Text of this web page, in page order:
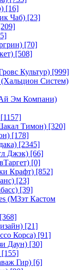
[16]
Чаб) [23]
[70]
[508]
Культур) [999]
Систем)
Эм Компани)
[1157]
Тимон) [320]
[178]
[2345]
Джэк) [66]
[0]
Крафт) [852]
[23]
[39]
(МЗэт Кастом
[368]
[21]
Корса) [91]
Даун) [30]
[155]
Гир) [6]